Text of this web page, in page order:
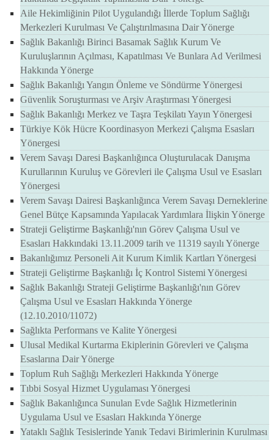
Aile Hekimliğinin Pilot Uygulandığı İllerde Toplum Sağlığı
Merkezleri Kurulması Ve Çalıştırılmasına Dair Yönerge
Sağlık Bakanlığı Birinci Basamak Sağlık Kurum Ve
Kuruluşlarının Açılması, Kapatılması Ve Bunlara Ad Verilmesi
Hakkında Yönerge
Sağlık Bakanlığı Yangın Önleme ve Söndürme Yönergesi
Güvenlik Soruşturması ve Arşiv Araştırması Yönergesi
Sağlık Bakanlığı Merkez ve Taşra Teşkilatı Yayın Yönergesi
Türkiye Kök Hücre Koordinasyon Merkezi Çalışma Esasları
Yönergesi
Verem Savaşı Daresi Başkanlığınca Oluşturulacak Danışma
Kurullarının Kuruluş ve Görevleri ile Çalışma Usul ve Esasları
Yönergesi
Verem Savaşı Dairesi Başkanlığınca Verem Savaşı Derneklerine
Genel Bütçe Kapsamında Yapılacak Yardımlara İlişkin Yönerge
Strateji Geliştirme Başkanlığı'nın Görev Çalışma Usul ve
Esasları Hakkındaki 13.11.2009 tarih ve 11319 sayılı Yönerge
Bakanlığımız Personeli Ait Kurum Kimlik Kartları Yönergesi
Strateji Geliştirme Başkanlığı İç Kontrol Sistemi Yönergesi
Sağlık Bakanlığı Strateji Geliştirme Başkanlığı'nın Görev
Çalışma Usul ve Esasları Hakkında Yönerge
(12.10.2010/11072)
Sağlıkta Performans ve Kalite Yönergesi
Ulusal Medikal Kurtarma Ekiplerinin Görevleri ve Çalışma
Esaslarına Dair Yönerge
Toplum Ruh Sağlığı Merkezleri Hakkında Yönerge
Tıbbi Sosyal Hizmet Uygulaması Yönergesi
Sağlık Bakanlığınca Sunulan Evde Sağlık Hizmetlerinin
Uygulama Usul ve Esasları Hakkında Yönerge
Yataklı Sağlık Tesislerinde Yanık Tedavi Birimlerinin Kurulması